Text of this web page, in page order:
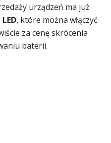
urządzeń ma już
, które można włączyć
za cenę skrócenia
baterii.